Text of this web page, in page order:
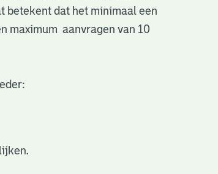
betekent dat het minimaal een
maximum aanvragen van 10